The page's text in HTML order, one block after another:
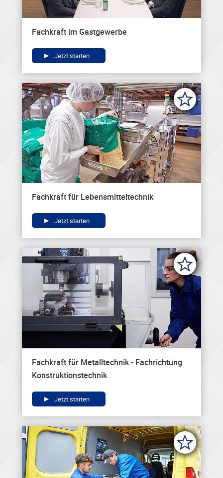
Fachkraft im Gastgewerbe
Jetzt starten
Fachkraft für Lebensmitteltechnik
Jetzt starten
Fachkraft für Metalltechnik - Fachrichtung
Konstruktionstechnik
Jetzt starten